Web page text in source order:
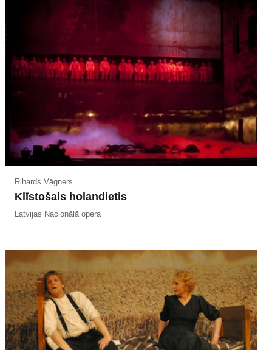
Rihards Vāgners
Klīstošais holandietis
Latvijas Nacionālā opera